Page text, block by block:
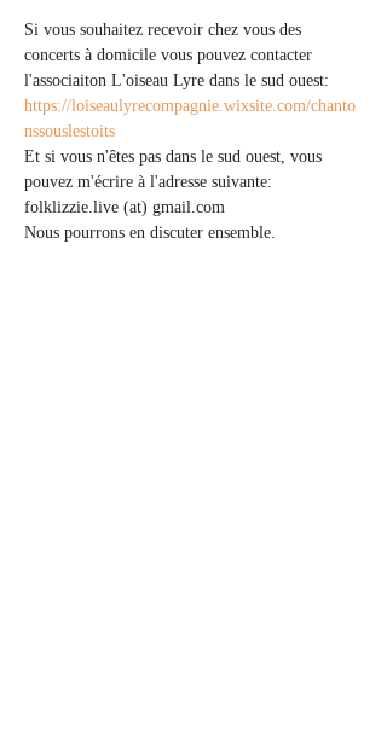
Si vous souhaitez recevoir chez vous des
concerts à domicile vous pouvez contacter
l'associaiton L'oiseau Lyre dans le sud ouest:
https://loiseaulyrecompagnie.wixsite.com/chanto
nssouslestoits
Et si vous n'êtes pas dans le sud ouest, vous
pouvez m'écrire à l'adresse suivante:
folklizzie.live (at) gmail.com
Nous pourrons en discuter ensemble.